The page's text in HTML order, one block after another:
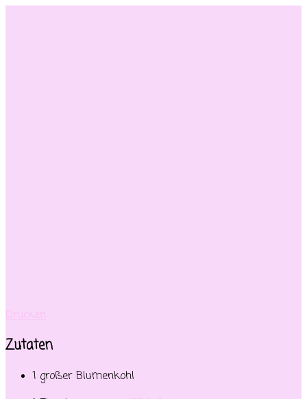
Drucken
Zutaten
1 großer Blumenkohl